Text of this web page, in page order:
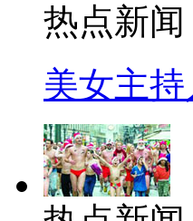
热点新闻
美女主